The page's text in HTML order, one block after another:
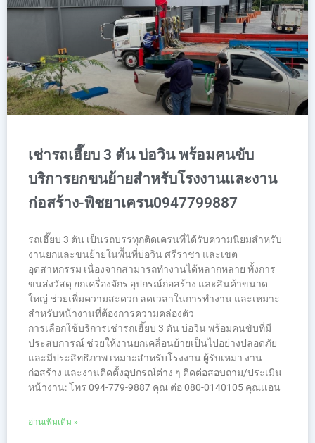
เช่ารถเฮี๊ยบ 3 ตัน บ่อวิน พร้อมคนขับ
บริการยกขนย้ายสำหรับโรงงานและงาน
ก่อสร้าง-พิชยาเครน0947799887
รถเฮี๊ยบ 3 ตัน เป็นรถบรรทุกติดเครนที่ได้รับความนิยมสำหรับ
งานยกและขนย้ายในพื้นที่บ่อวิน ศรีราชา และเขต
อุตสาหกรรม เนื่องจากสามารถทำงานได้หลากหลาย ทั้งการ
ขนส่งวัสดุ ยกเครื่องจักร อุปกรณ์ก่อสร้าง และสินค้าขนาด
ใหญ่ ช่วยเพิ่มความสะดวก ลดเวลาในการทำงาน และเหมาะ
สำหรับหน้างานที่ต้องการความคล่องตัว
การเลือกใช้บริการเช่ารถเฮี๊ยบ 3 ตัน บ่อวิน พร้อมคนขับที่มี
ประสบการณ์ ช่วยให้งานยกเคลื่อนย้ายเป็นไปอย่างปลอดภัย
และมีประสิทธิภาพ เหมาะสำหรับโรงงาน ผู้รับเหมา งาน
ก่อสร้าง และงานติดตั้งอุปกรณ์ต่าง ๆ ติดต่อสอบถาม/ประเมิน
หน้างาน: โทร 094-779-9887 คุณ ต่อ 080-0140105 คุณเเอน
อ่านเพิ่มเติม »